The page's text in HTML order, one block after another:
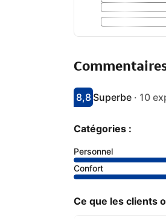
Avec une note de 8.8
8,8
superbeSuperbe · 10
Catégories :
Personnel
Confort
Ce que les clients